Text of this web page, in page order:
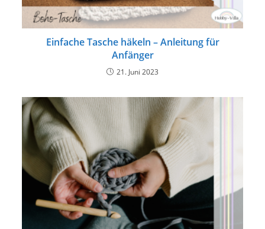
Einfache Tasche häkeln – Anleitung für
Anfänger
21. Juni 2023